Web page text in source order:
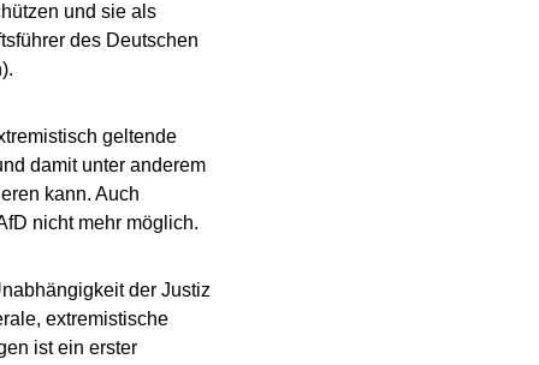
und sie als
des Deutschen
geltende
damit unter anderem
kann. Auch
nicht mehr möglich.
der Justiz
extremistische
ist ein erster